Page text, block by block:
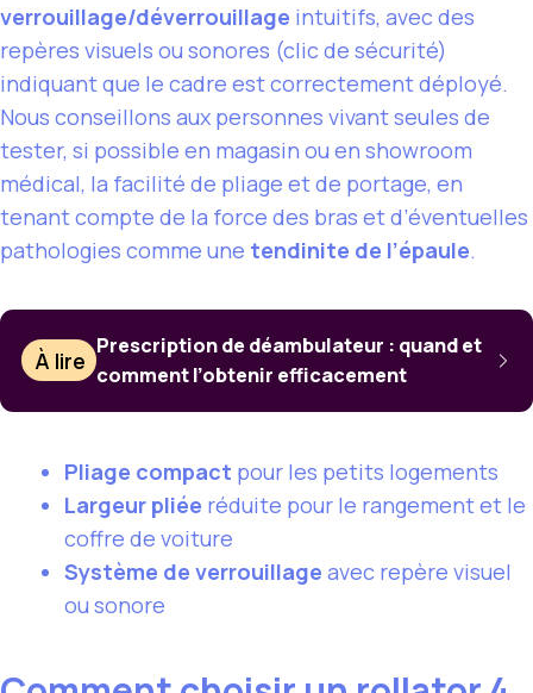
verrouillage/déverrouillage intuitifs, avec des
repères visuels ou sonores (clic de sécurité)
indiquant que le cadre est correctement déployé.
Nous conseillons aux personnes vivant seules de
tester, si possible en magasin ou en showroom
médical, la facilité de pliage et de portage, en
tenant compte de la force des bras et d’éventuelles
pathologies comme une tendinite de l’épaule.
À lire
Prescription de déambulateur : quand et
comment l’obtenir efficacement
Pliage compact pour les petits logements
Largeur pliée réduite pour le rangement et le
coffre de voiture
Système de verrouillage avec repère visuel
ou sonore